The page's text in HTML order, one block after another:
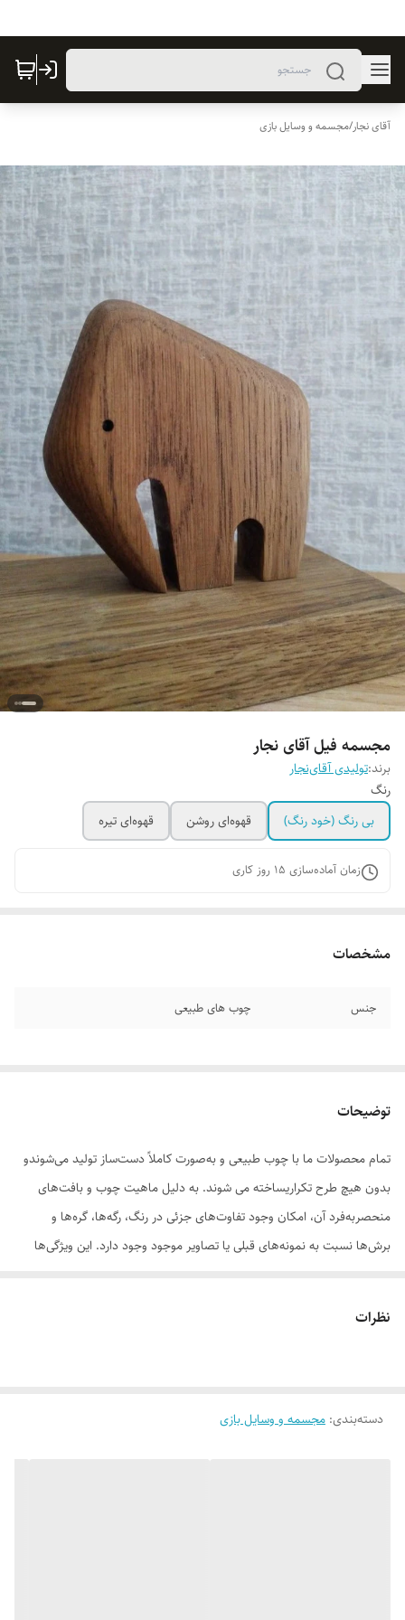
آقای نجار/مجسمه و وسایل بازی
مجسمه فیل آقای نجار
برند:تولیدی آقای‌نجار
رنگ
بی رنگ (خود رنگ)
قهوه‌ای روشن قهوه‌ای تیره
زمان آماده‌سازی 15 روز کاری
مشخصات
جنس چوب های طبیعی
توضیحات
تمام محصولات ما با چوب طبیعی و به‌صورت کاملاً دست‌ساز تولید می‌شوندو
بدون هیچ طرح تکراریساخته می شوند. به دلیل ماهیت چوب و بافت‌های
منحصر‌به‌فرد آن، امکان وجود تفاوت‌های جزئی در رنگ، رگه‌ها، گره‌ها و
برش‌ها نسبت به نمونه‌های قبلی یا تصاویر موجود وجود دارد. این ویژگی‌ها
نمونه دیگری دقیقاً مثل اون وجود ندارد
نظرات
دسته‌بندی: مجسمه و وسایل بازی